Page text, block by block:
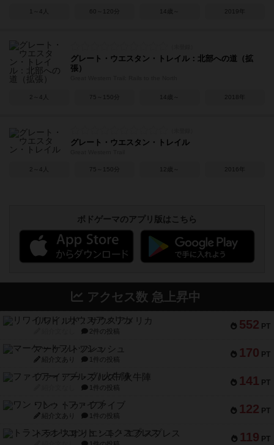
1～4人 60～120分 14歳～ 2019年
グレート・ウエスタン・トレイル：北部への道（拡
張）
2～4人 75～150分 14歳～ 2018年
グレート・ウエスタン・トレイル
2～4人 75～150分 12歳～ 2016年
ボドゲーマのアプリ版はこちら
アクセス数 急上昇中
552 PT
リワイルド：サウスアメリカ
2件の投稿
170 PT
マーケットフレッシュ
紹介文あり 1件の投稿
141 PT
ファイアー・ブルズ / 火牛陣
1件の投稿
122 PT
ワン・トゥ・ファイブ
紹介文あり 1件の投稿
119 PT
トランスオリエント・エクスプレス